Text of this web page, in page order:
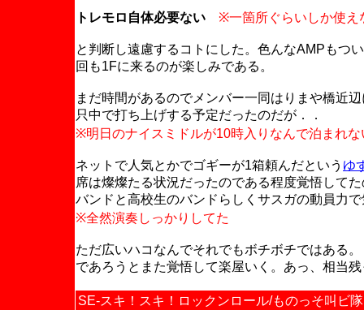
トレモロ自体必要ない ※一箇所ぐらいしか使
と判断し遠慮するコトにした。色んなAMPもつ
回も1Fに来るのが楽しみである。
まだ時間があるのでメンバー一同はりまや橋近
只中で打ち上げする予定だったのだが．．
※明日のナイスミドルが10時入りなんで泊まれな
ネットで人気とかでゴギーが1箱頼んだという ゆ
席は燦燦たる状況だったのである程度覚悟して
バンドと高校生のバンドらしくサスガの動員力
※全然演奏しっかりしてた
ただ広いハコなんでそれでもボチボチではある
であろうとまた覚悟して楽屋いく。あっ、相当
SE-スキ！スキ！ロックンロール/ものっそ叫ビ隊